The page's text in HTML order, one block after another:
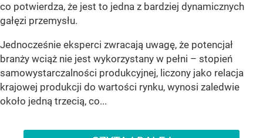
co potwierdza, że jest to jedna z bardziej dynamicznych
gałęzi przemysłu.
Jednocześnie eksperci zwracają uwagę, że potencjał
branży wciąż nie jest wykorzystany w pełni – stopień
samowystarczalności produkcyjnej, liczony jako relacja
krajowej produkcji do wartości rynku, wynosi zaledwie
około jedną trzecią, co...